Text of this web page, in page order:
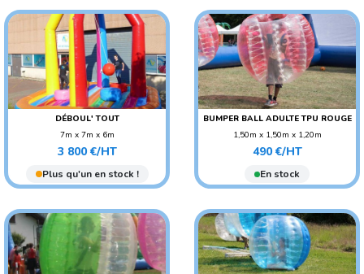
DÉBOUL' TOUT
7m x 7m x 6m
POIDS : 180 KG
AGE CONSEILLÉ : ENFANT
AGE CONSEILLÉ :
Prix
3 800 €/HT
Plus qu'un en stock !
BUMPER BALL ADULTE TPU ROUGE
1,50m x 1,50m x 1,20m
POIDS : 11 KG
AGE CONSEILLÉ :
ADO/ADULTE
Prix
490 €/HT
En stock